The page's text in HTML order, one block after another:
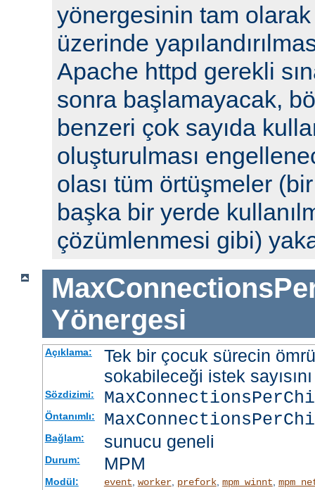
yönergesinin tam olarak
üzerinde
Apache httpd gerekli
sonra başlamayacak,
benzeri çok sayıda
oluşturulması
olası tüm örtüşmeler
başka bir yerde
çözümlenmesi gibi)
Yönergesi
Açıklama:
Tek bir çocuk sürecin
sokabileceği istek
Sözdizimi:
Öntanımlı:
Bağlam: sunucu geneli
Durum: MPM
Modül: event worker, prefork, mpm_winnt